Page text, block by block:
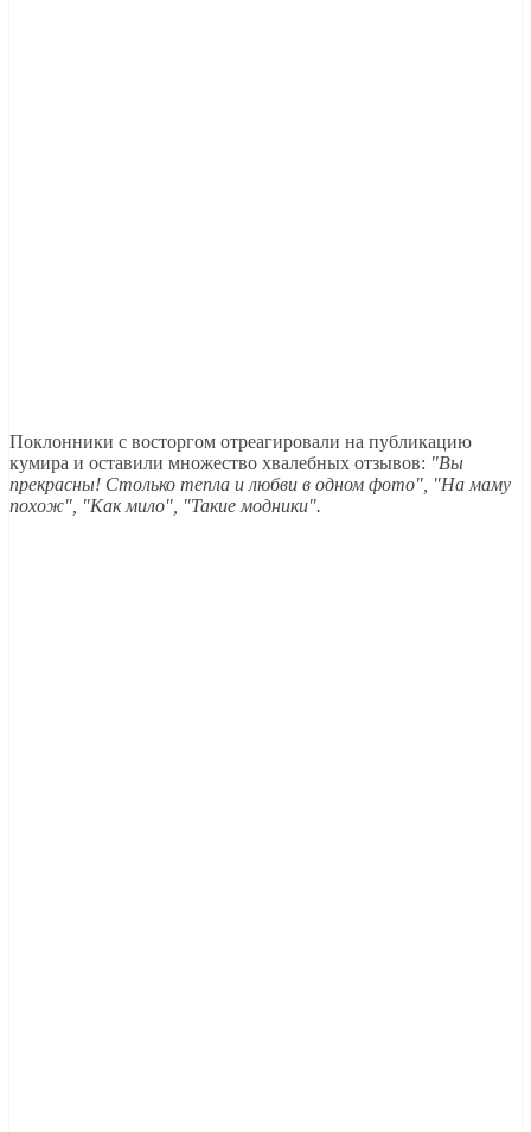
Поклонники с восторгом отреагировали на публикацию
кумира и оставили множество хвалебных отзывов: "Вы
прекрасны! Столько тепла и любви в одном фото", "На маму
похож", "Как мило", "Такие модники".